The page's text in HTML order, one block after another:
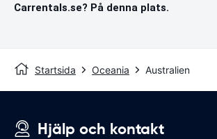
Carrentals.se? På denna plats.
Startsida Oceania Australien
Hjälp och kontakt